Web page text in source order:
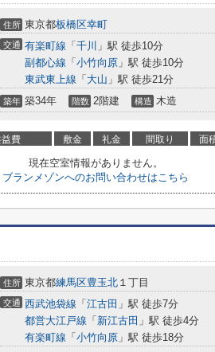
住所 東京都板橋区幸町
交通 有楽町線 「 千川 」駅 徒歩10分
副都心線 「 小竹向原 」駅 徒歩10分
東武東上線 「 大山 」駅 徒歩21分
築年 築34年 階数 2階建 構造 木造
費 敷金 礼金 間取り 面
現在空室情報がありません。
ブランメゾンへのお問い合わせはこちら
住所 東京都練馬区豊玉北 １丁目
交通 西武池袋線 「 江古田 」駅 徒歩7分
都営大江戸線 「 新江古田 」駅 徒歩4分
有楽町線 「 小竹向原 」駅 徒歩18分